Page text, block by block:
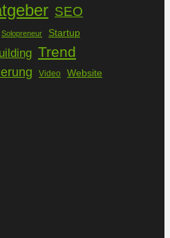
SEO
Solopreneur Startup
Trend
Video Website